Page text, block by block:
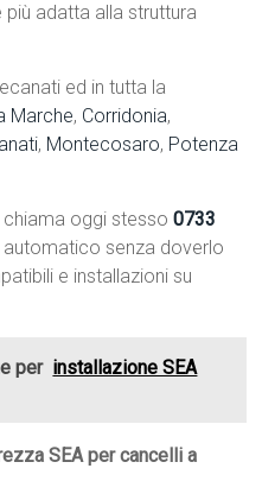
adatta alla struttura
ed in tutta la
Marche, Corridonia,
, Montecosaro, Potenza
chiama oggi stesso0733
senza doverlo
e installazioni su
per installazione SEA
SEA per cancelli a